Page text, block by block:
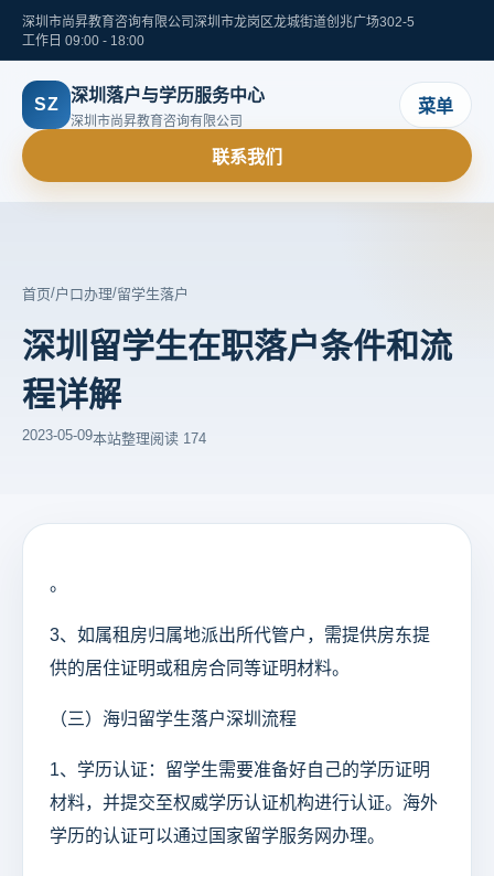
深圳市尚昇教育咨询有限公司 深圳市龙岗区龙城街道创兆广场302-5
工作日 09:00 - 18:00
SZ 深圳落户与学历服务中心
深圳市尚昇教育咨询有限公司
菜单
联系我们
首页/户口办理/留学生落户
深圳留学生在职落户条件和流
程详解
2023-05-09本站整理阅读 174
。
3、如属租房归属地派出所代管户，需提供房东提
供的居住证明或租房合同等证明材料。
（三）海归留学生落户深圳流程
1、学历认证：留学生需要准备好自己的学历证明
材料，并提交至权威学历认证机构进行认证。海外
学历的认证可以通过国家留学服务网办理。